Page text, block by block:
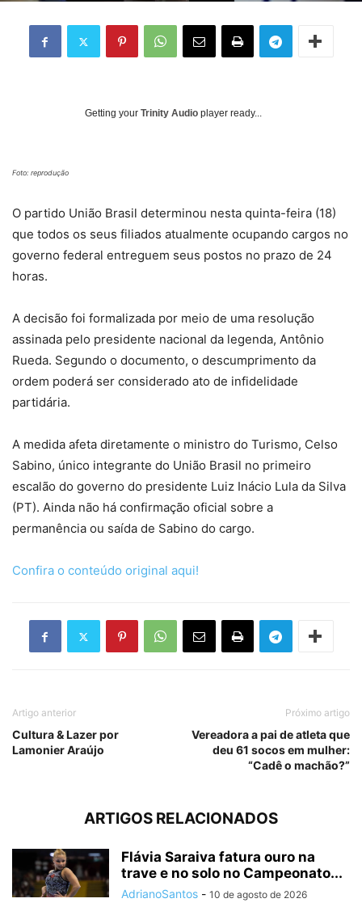
Getting your Trinity Audio player ready...
Foto: reprodução
O partido União Brasil determinou nesta quinta-feira (18)
que todos os seus filiados atualmente ocupando cargos no
governo federal entreguem seus postos no prazo de 24
horas.
A decisão foi formalizada por meio de uma resolução
assinada pelo presidente nacional da legenda, Antônio
Rueda. Segundo o documento, o descumprimento da
ordem poderá ser considerado ato de infidelidade
partidária.
A medida afeta diretamente o ministro do Turismo, Celso
Sabino, único integrante do União Brasil no primeiro
escalão do governo do presidente Luiz Inácio Lula da Silva
(PT). Ainda não há confirmação oficial sobre a
permanência ou saída de Sabino do cargo.
Confira o conteúdo original aqui!
Artigo anterior
Cultura & Lazer por
Lamonier Araújo
Próximo artigo
Vereadora a pai de atleta que
deu 61 socos em mulher:
“Cadê o machão?”
ARTIGOS RELACIONADOS
Flávia Saraiva fatura ouro na
trave e no solo no Campeonato...
AdrianoSantos - 10 de agosto de 2026